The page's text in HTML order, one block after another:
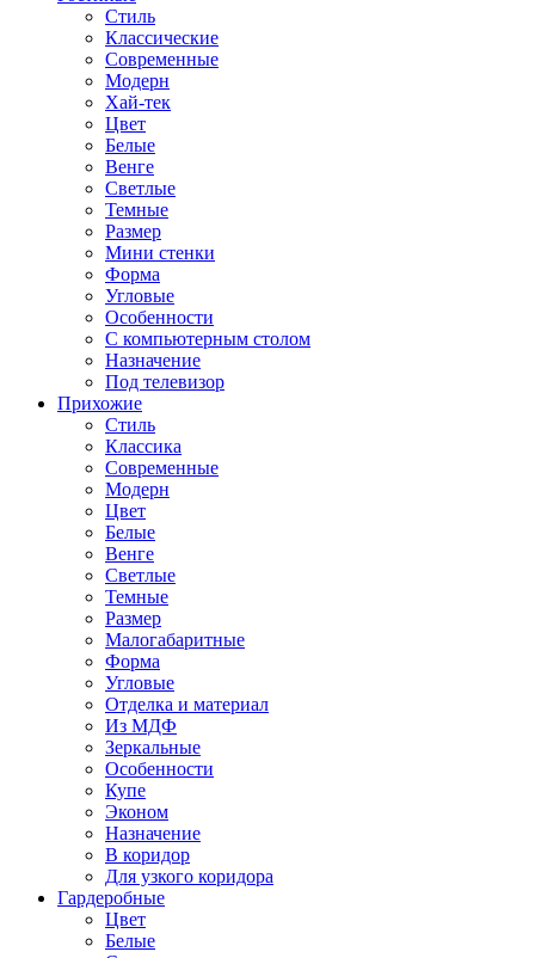
Стиль
Классические
Современные
Модерн
Хай-тек
Цвет
Белые
Венге
Светлые
Темные
Размер
Мини стенки
Форма
Угловые
Особенности
С компьютерным столом
Назначение
Под телевизор
Прихожие
Стиль
Классика
Современные
Модерн
Цвет
Белые
Венге
Светлые
Темные
Размер
Малогабаритные
Форма
Угловые
Отделка и материал
Из МДФ
Зеркальные
Особенности
Купе
Эконом
Назначение
В коридор
Для узкого коридора
Гардеробные
Цвет
Белые